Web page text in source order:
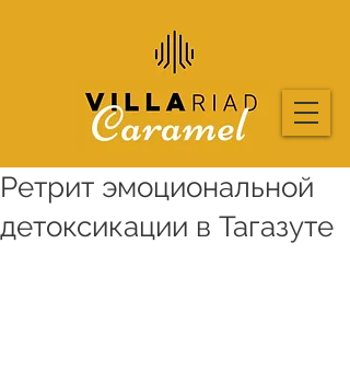
Ретрит эмоциональной
детоксикации в Тагазуте